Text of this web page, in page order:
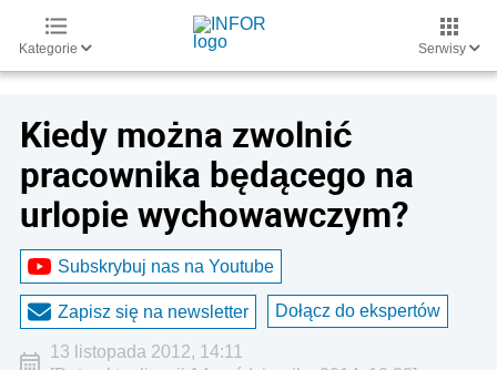
Kategorie Serwisy
Kiedy można zwolnić
pracownika będącego na
urlopie wychowawczym?
Subskrybuj nas na Youtube
Zapisz się na newsletter Dołącz do ekspertów
13 listopada 2012, 14:11